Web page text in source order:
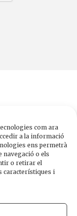
com ara
a la informació
ens permetrà
navegació o els
o retirar el
característiques i
A